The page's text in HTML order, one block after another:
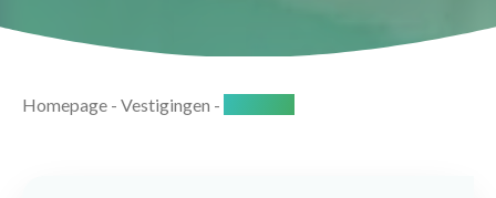
Homepage - Vestigingen -